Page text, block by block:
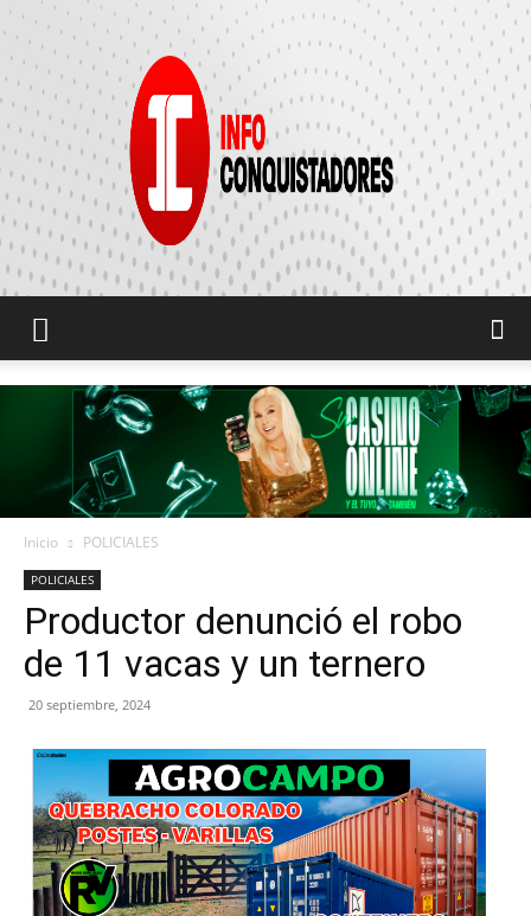
CONQUISTADORES
Inicio POLICIALES
POLICIALES
Productor denunció el robo
de 11 vacas y un ternero
20 septiembre, 2024